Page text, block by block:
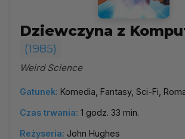
Dziewczyna z
(1985)
Weird Science
Gatunek: Komedia, Fantasy, Sci-Fi,
Czas trwania: 1 godz. 33 min.
Reżyseria: John Hughes